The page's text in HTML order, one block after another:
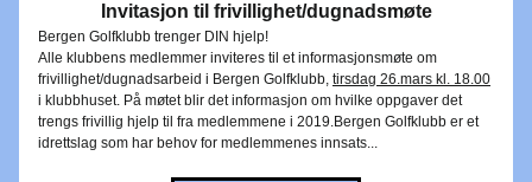
Invitasjon til frivillighet/dugnadsmøte
Bergen Golfklubb trenger DIN hjelp!
Alle klubbens medlemmer inviteres til et informasjonsmøte om
frivillighet/dugnadsarbeid i Bergen Golfklubb, tirsdag 26.mars kl. 18.00
i klubbhuset. På møtet blir det informasjon om hvilke oppgaver det
trengs frivillig hjelp til fra medlemmene i 2019.Bergen Golfklubb er et
idrettslag som har behov for medlemmenes innsats...